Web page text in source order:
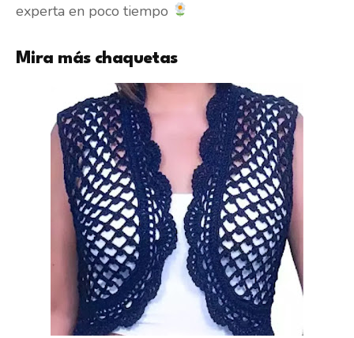
experta en poco tiempo
Mira más chaquetas